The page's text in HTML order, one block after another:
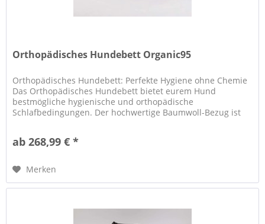
Orthopädisches Hundebett Organic95
Orthopädisches Hundebett: Perfekte Hygiene ohne Chemie
Das Orthopädisches Hundebett bietet eurem Hund
bestmögliche hygienische und orthopädische
Schlafbedingungen. Der hochwertige Baumwoll-Bezug ist
ab 268,99 € *
Merken